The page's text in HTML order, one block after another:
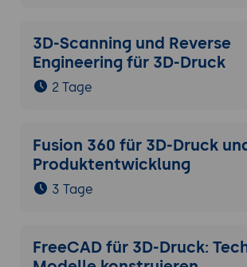
3D-Scanning und Reverse
Engineering für 3D-Druck
2 Tage
Fusion 360 für 3D-Druck
Produktentwicklung
3 Tage
FreeCAD für 3D-Druck: